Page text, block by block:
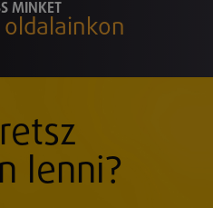
MINKET
lenni?